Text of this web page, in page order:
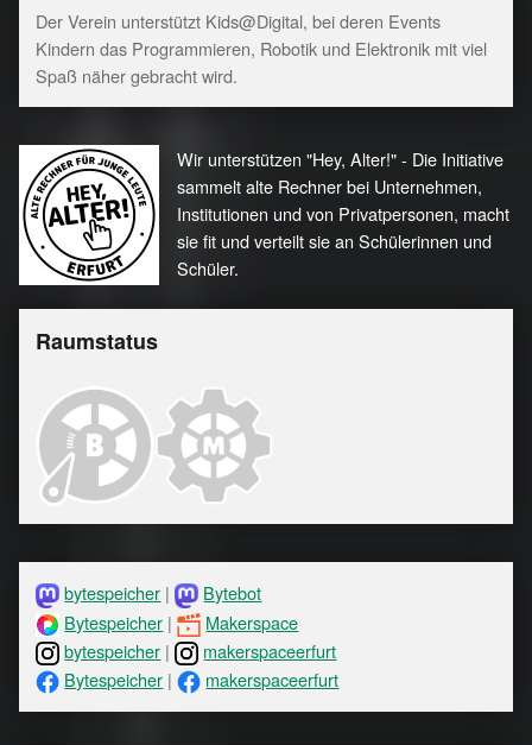
Der Verein unterstützt Kids@Digital, bei deren Events
Kindern das Programmieren, Robotik und Elektronik mit viel
Spaß näher gebracht wird.
Wir unterstützen "Hey, Alter!" - Die Initiative
sammelt alte Rechner bei Unternehmen,
Institutionen und von Privatpersonen, macht
sie fit und verteilt sie an Schülerinnen und
Schüler.
Raumstatus
bytespeicher |
Bytebot
Bytespeicher |
Makerspace
bytespeicher |
makerspaceerfurt
Bytespeicher | makerspaceerfurt